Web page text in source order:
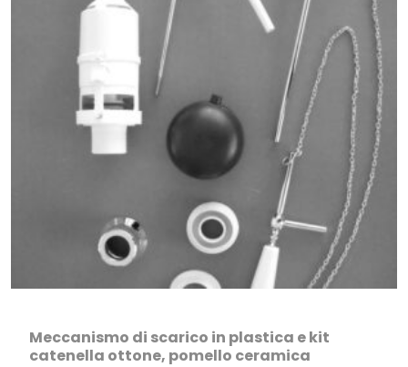
Meccanismo di scarico in plastica e kit
catenella ottone, pomello ceramica